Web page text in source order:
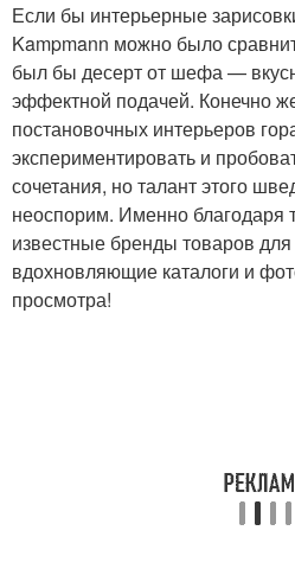
Если бы интерьерные
Kampmann можно было
был бы десерт от шефа —
эффектной подачей. Конечно
постановочных интерьеров
экспериментировать и
сочетания, но талант этого
неоспорим. Именно благодаря
известные бренды товаров
вдохновляющие каталоги и
просмотра!